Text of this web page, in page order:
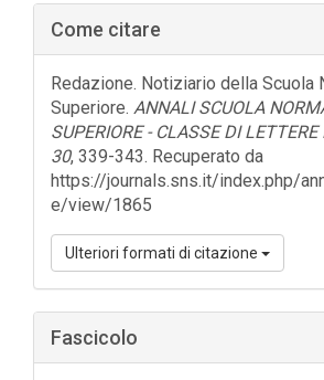
Barra
laterale
dell'articolo
Come citare
Redazione. Notiziario della Scuola
Superiore. ANNALI SCUOLA
SUPERIORE - CLASSE DI LETTERE
30, 339-343. Recuperato da
https://journals.sns.it/index.php/
e/view/1865
Ulteriori formati di citazione
Fascicolo